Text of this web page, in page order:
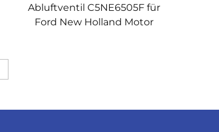
Abluftventil C5NE6505F für
Ford New Holland Motor